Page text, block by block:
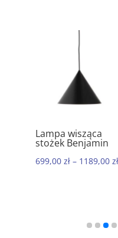
5.00
Lampa wisząca
stożek Benjamin
699,00 zł– 1189,00 zł